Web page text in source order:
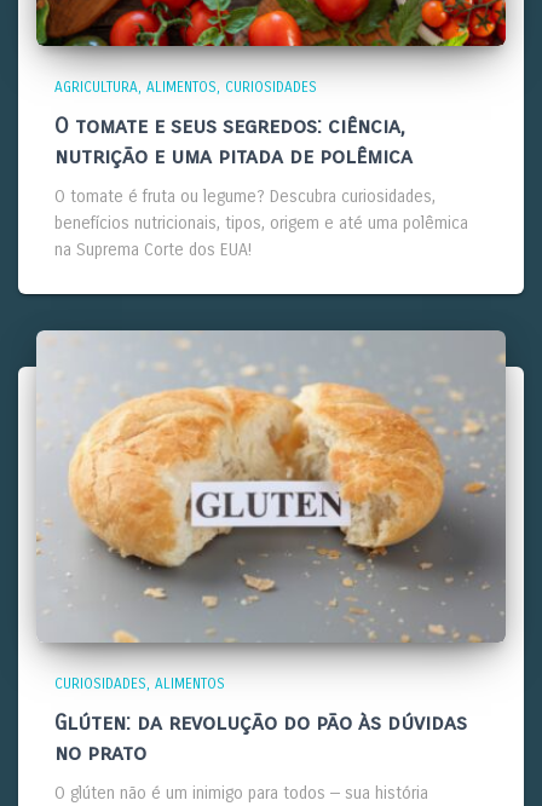
AGRICULTURA ALIMENTOS CURIOSIDADES
O tomate e seus segredos: ciência,
nutrição e uma pitada de polêmica
O tomate é fruta ou legume? Descubra curiosidades,
benefícios nutricionais, tipos, origem e até uma polêmica
na Suprema Corte dos EUA!
CURIOSIDADES ALIMENTOS
Glúten: da revolução do pão às dúvidas
no prato
O glúten não é um inimigo para todos — sua história